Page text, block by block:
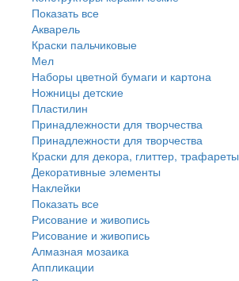
Показать все
Акварель
Краски пальчиковые
Мел
Наборы цветной бумаги и картона
Ножницы детские
Пластилин
Принадлежности для творчества
Принадлежности для творчества
Краски для декора, глиттер, трафареты
Декоративные элементы
Наклейки
Показать все
Рисование и живопись
Рисование и живопись
Алмазная мозаика
Аппликации